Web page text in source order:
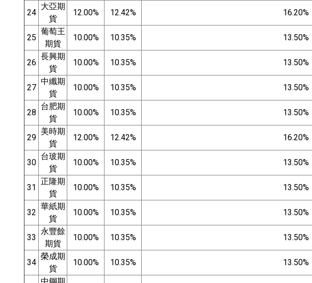
24
大亞期
貨
12.00% 12.42% 16.20%
25
葡萄王
期貨
10.00% 10.35% 13.50%
26
長興期
貨
10.00% 10.35% 13.50%
27
中纖期
貨
10.00% 10.35% 13.50%
28
台肥期
貨
10.00% 10.35% 13.50%
29
美時期
貨
12.00% 12.42% 16.20%
30
台玻期
貨
10.00% 10.35% 13.50%
31
正隆期
貨
10.00% 10.35% 13.50%
32
華紙期
貨
10.00% 10.35% 13.50%
33
永豐餘
期貨
10.00% 10.35% 13.50%
34
榮成期
貨
10.00% 10.35% 13.50%